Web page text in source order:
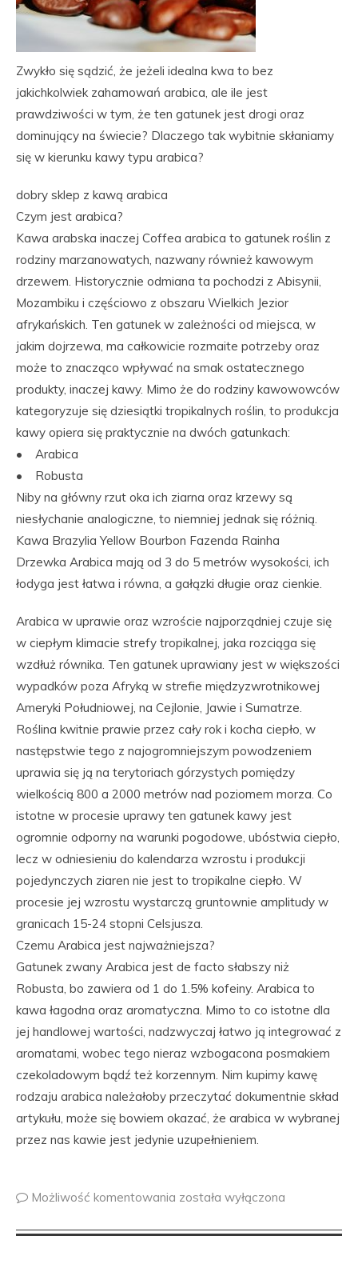
Zwykło się sądzić, że jeżeli idealna kwa to bez
jakichkolwiek zahamowań arabica, ale ile jest
prawdziwości w tym, że ten gatunek jest drogi oraz
dominujący na świecie? Dlaczego tak wybitnie skłaniamy
się w kierunku kawy typu arabica?
dobry sklep z kawą arabica
Czym jest arabica?
Kawa arabska inaczej Coffea arabica to gatunek roślin z
rodziny marzanowatych, nazwany również kawowym
drzewem. Historycznie odmiana ta pochodzi z Abisynii,
Mozambiku i częściowo z obszaru Wielkich Jezior
afrykańskich. Ten gatunek w zależności od miejsca, w
jakim dojrzewa, ma całkowicie rozmaite potrzeby oraz
może to znacząco wpływać na smak ostatecznego
produkty, inaczej kawy. Mimo że do rodziny kawowowców
kategoryzuje się dziesiątki tropikalnych roślin, to produkcja
kawy opiera się praktycznie na dwóch gatunkach:
• Arabica
• Robusta
Niby na główny rzut oka ich ziarna oraz krzewy są
niesłychanie analogiczne, to niemniej jednak się różnią.
Kawa Brazylia Yellow Bourbon Fazenda Rainha
Drzewka Arabica mają od 3 do 5 metrów wysokości, ich
łodyga jest łatwa i równa, a gałązki długie oraz cienkie.
Arabica w uprawie oraz wzroście najporządniej czuje się
w ciepłym klimacie strefy tropikalnej, jaka rozciąga się
wzdłuż równika. Ten gatunek uprawiany jest w większości
wypadków poza Afryką w strefie międzyzwrotnikowej
Ameryki Południowej, na Cejlonie, Jawie i Sumatrze.
Roślina kwitnie prawie przez cały rok i kocha ciepło, w
następstwie tego z najogromniejszym powodzeniem
uprawia się ją na terytoriach górzystych pomiędzy
wielkością 800 a 2000 metrów nad poziomem morza. Co
istotne w procesie uprawy ten gatunek kawy jest
ogromnie odporny na warunki pogodowe, ubóstwia ciepło,
lecz w odniesieniu do kalendarza wzrostu i produkcji
pojedynczych ziaren nie jest to tropikalne ciepło. W
procesie jej wzrostu wystarczą gruntownie amplitudy w
granicach 15-24 stopni Celsjusza.
Czemu Arabica jest najważniejsza?
Gatunek zwany Arabica jest de facto słabszy niż
Robusta, bo zawiera od 1 do 1.5% kofeiny. Arabica to
kawa łagodna oraz aromatyczna. Mimo to co istotne dla
jej handlowej wartości, nadzwyczaj łatwo ją integrować z
aromatami, wobec tego nieraz wzbogacona posmakiem
czekoladowym bądź też korzennym. Nim kupimy kawę
rodzaju arabica należałoby przeczytać dokumentnie skład
artykułu, może się bowiem okazać, że arabica w wybranej
przez nas kawie jest jedynie uzupełnieniem.
Możliwość komentowania została wyłączona